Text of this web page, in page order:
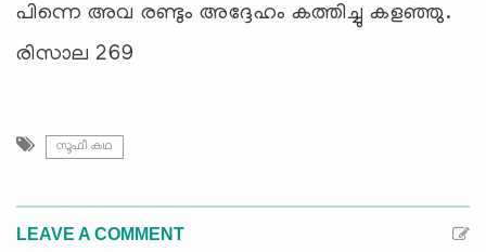
പിന്നെ അവ രണ്ടും അദ്ദേഹം കത്തിച്ചു കളഞ്ഞു.
രിസാല 269
സൂഫീ കഥ
LEAVE A COMMENT